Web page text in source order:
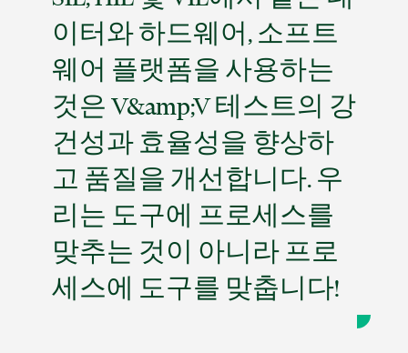
이터와 하드웨어, 소프트
웨어 플랫폼을 사용하는
것은 V&amp;V 테스트의 강
건성과 효율성을 향상하
고 품질을 개선합니다. 우
리는 도구에 프로세스를
맞추는 것이 아니라 프로
세스에 도구를 맞춥니다!